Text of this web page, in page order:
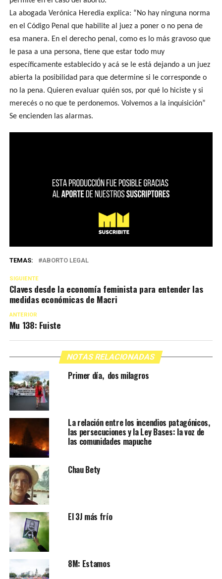
La abogada Verónica Heredia explica: “No hay ninguna norma
en el Código Penal que habilite al juez a poner o no pena de
esa manera. En el derecho penal, como es lo más gravoso que
le pasa a una persona, tiene que estar todo muy
específicamente establecido y acá se le está dejando a un juez
abierta la posibilidad para que determine si le corresponde o
no la pena. Quieren evaluar quién sos, por qué lo hiciste y si
merecés o no que te perdonemos. Volvemos a la inquisición”
Se encienden las alarmas.
TEMAS: ABORTO LEGAL
SIGUIENTE
Claves desde la economía feminista para entender las
medidas económicas de Macri
ANTERIOR
Mu 138: Fuiste
NOTAS RELACIONADAS
Primer día, dos milagros
La relación entre los incendios patagónicos,
las persecuciones y la Ley Bases: la voz de
las comunidades mapuche
Chau Bety
El 3J más frío
8M: Estamos